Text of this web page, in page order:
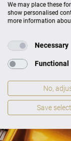
We may place these
show personalised
more information
Necessary
Functional
No,
Save